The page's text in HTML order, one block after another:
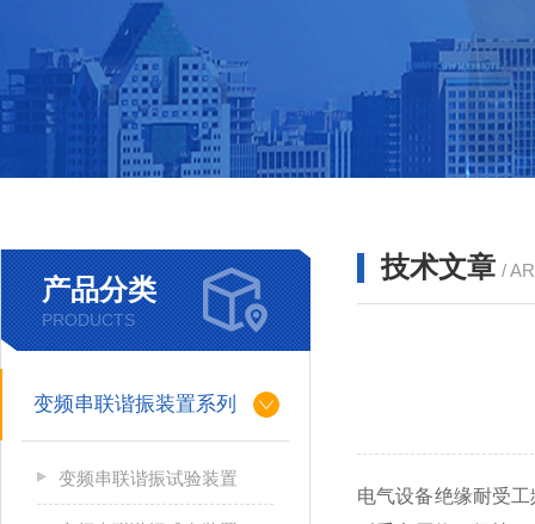
产品分类
PRODUCTS
变频串联谐振装置系列
变频串联谐振试验装置
技术文章 /
电气设备绝缘耐受